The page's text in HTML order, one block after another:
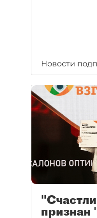
Новости
признан